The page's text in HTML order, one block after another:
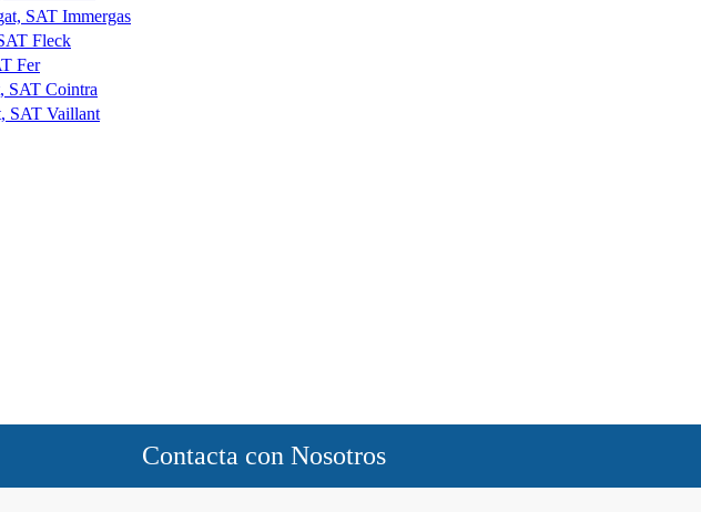
SAT Immergas
Fleck
Fer
SAT Cointra
SAT Vaillant
Contacta con Nosotros